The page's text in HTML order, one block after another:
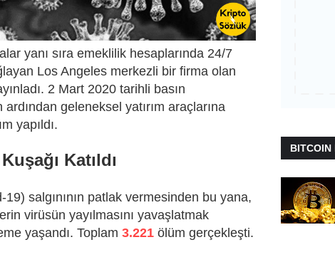
yanı sıra emeklilik hesaplarında 24/7
Los Angeles merkezli bir firma olan
2 Mart 2020 tarihli basın
geleneksel yatırım araçlarına
yapıldı.
Katıldı
salgınının patlak vermesinden bu yana,
virüsün yayılmasını yavaşlatmak
yaşandı. Toplam 3.221ölüm gerçekleşti.
BITCOIN